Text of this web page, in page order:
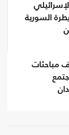
السورية
مباحثات